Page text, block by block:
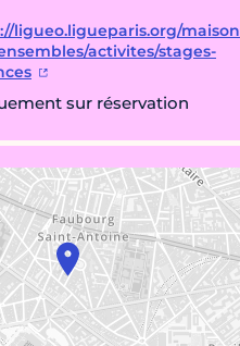
ligueo.ligueparis.org/maison
activites/stages-
sur réservation